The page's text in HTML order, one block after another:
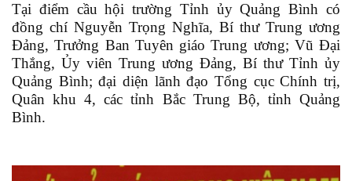
Tại điểm cầu hội trường Tỉnh ủy Quảng Bình có
đồng chí Nguyễn Trọng Nghĩa, Bí thư Trung ương
Đảng, Trưởng Ban Tuyên giáo Trung ương; Vũ Đại
Thắng, Ủy viên Trung ương Đảng, Bí thư Tỉnh ủy
Quảng Bình; đại diện lãnh đạo Tổng cục Chính trị,
Quân khu 4, các tỉnh Bắc Trung Bộ, tỉnh Quảng
Bình.